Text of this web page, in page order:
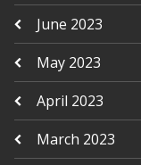
June 2023
May 2023
April 2023
March 2023